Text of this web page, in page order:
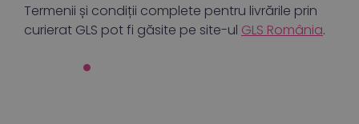
Termenii și condiții complete pentru livrările prin
curierat GLS pot fi găsite pe site-ul GLS România.